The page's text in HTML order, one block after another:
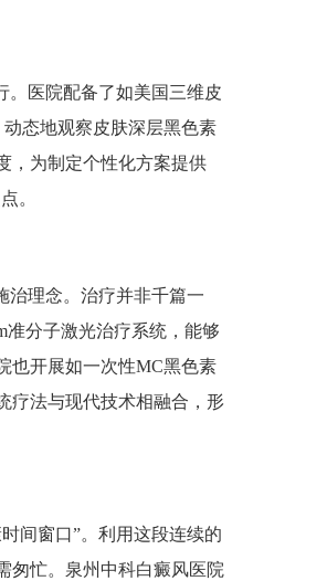
医院配备了如美国三维皮
态地观察皮肤深层黑色素
，为制定个性化方案提供
。
理念。治疗并非千篇一
准分子激光治疗系统，能够
也开展如一次性MC黑色素
疗法与现代技术相融合，形
间窗口”。利用这段连续的
匆忙。泉州中科白癜风医院